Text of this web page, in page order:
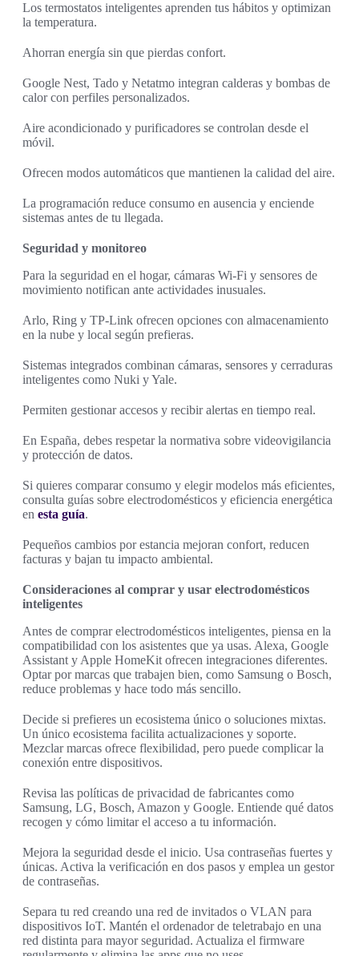
Los termostatos inteligentes aprenden tus hábitos y optimizan
la temperatura.
Ahorran energía sin que pierdas confort.
Google Nest, Tado y Netatmo integran calderas y bombas de
calor con perfiles personalizados.
Aire acondicionado y purificadores se controlan desde el
móvil.
Ofrecen modos automáticos que mantienen la calidad del aire.
La programación reduce consumo en ausencia y enciende
sistemas antes de tu llegada.
Seguridad y monitoreo
Para la seguridad en el hogar, cámaras Wi‑Fi y sensores de
movimiento notifican ante actividades inusuales.
Arlo, Ring y TP‑Link ofrecen opciones con almacenamiento
en la nube y local según prefieras.
Sistemas integrados combinan cámaras, sensores y cerraduras
inteligentes como Nuki y Yale.
Permiten gestionar accesos y recibir alertas en tiempo real.
En España, debes respetar la normativa sobre videovigilancia
y protección de datos.
Si quieres comparar consumo y elegir modelos más eficientes,
consulta guías sobre electrodomésticos y eficiencia energética
en esta guía.
Pequeños cambios por estancia mejoran confort, reducen
facturas y bajan tu impacto ambiental.
Consideraciones al comprar y usar electrodomésticos
inteligentes
Antes de comprar electrodomésticos inteligentes, piensa en la
compatibilidad con los asistentes que ya usas. Alexa, Google
Assistant y Apple HomeKit ofrecen integraciones diferentes.
Optar por marcas que trabajen bien, como Samsung o Bosch,
reduce problemas y hace todo más sencillo.
Decide si prefieres un ecosistema único o soluciones mixtas.
Un único ecosistema facilita actualizaciones y soporte.
Mezclar marcas ofrece flexibilidad, pero puede complicar la
conexión entre dispositivos.
Revisa las políticas de privacidad de fabricantes como
Samsung, LG, Bosch, Amazon y Google. Entiende qué datos
recogen y cómo limitar el acceso a tu información.
Mejora la seguridad desde el inicio. Usa contraseñas fuertes y
únicas. Activa la verificación en dos pasos y emplea un gestor
de contraseñas.
Separa tu red creando una red de invitados o VLAN para
dispositivos IoT. Mantén el ordenador de teletrabajo en una
red distinta para mayor seguridad. Actualiza el firmware